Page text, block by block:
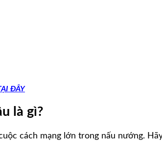
ĐÂY
là gì?
cách mạng lớn trong nấu nướng.